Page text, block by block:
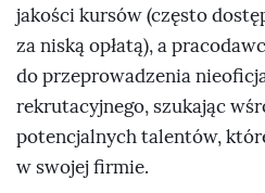
jakości kursów (często
za niską opłatą), a
do przeprowadzenia
rekrutacyjnego, szukając
potencjalnych talentów,
w swojej firmie.